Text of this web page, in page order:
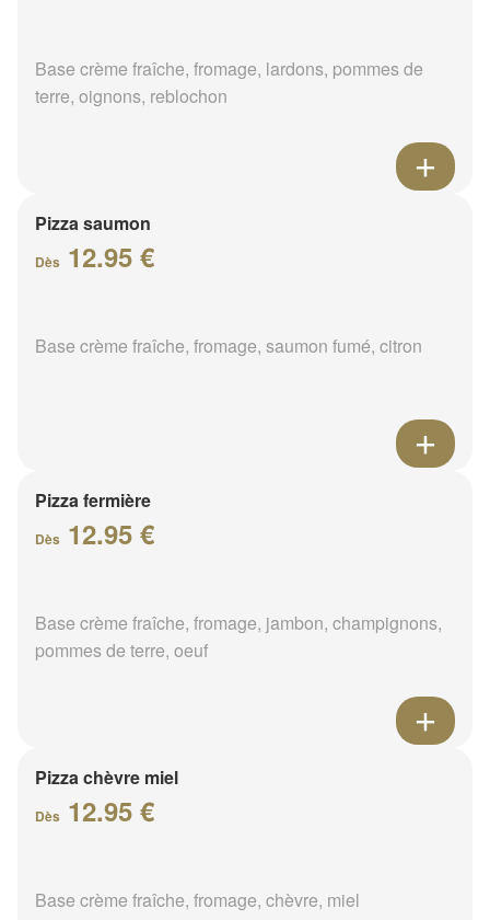
Base crème fraîche, fromage, lardons, pommes de
terre, oignons, reblochon
Pizza saumon
Dès 12.95 €
Base crème fraîche, fromage, saumon fumé, citron
Pizza fermière
Dès 12.95 €
Base crème fraîche, fromage, jambon, champignons,
pommes de terre, oeuf
Pizza chèvre miel
Dès 12.95 €
Base crème fraîche, fromage, chèvre, miel